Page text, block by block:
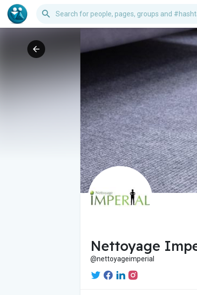
Nettoyage
@nettoyageimperial